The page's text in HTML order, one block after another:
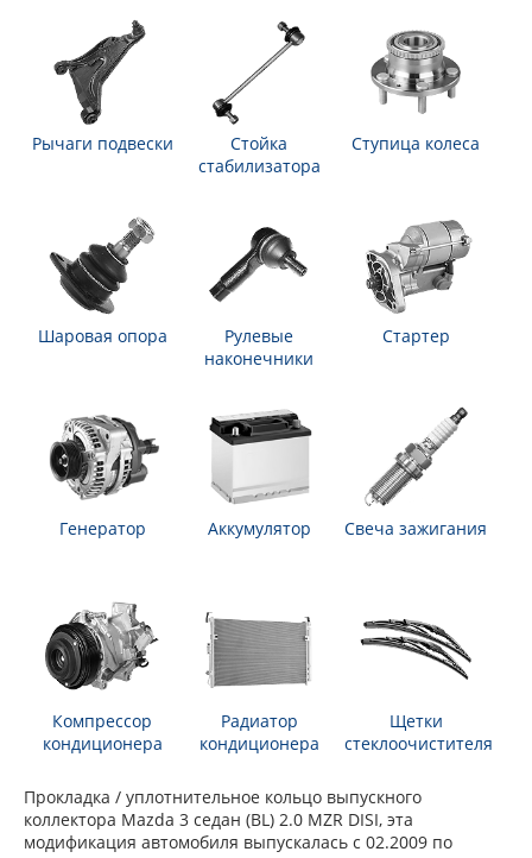
Рычаги подвески
Стойка
стабилизатора
Ступица колеса
Шаровая опора
Рулевые
наконечники
Стартер
Генератор Аккумулятор Свеча зажигания
Компрессор
кондиционера
Радиатор
кондиционера
Щетки
стеклоочистителя
Прокладка / уплотнительное кольцо выпускного
коллектора Mazda 3 седан (BL) 2.0 MZR DISI, эта
модификация автомобиля выпускалась с 02.2009 по